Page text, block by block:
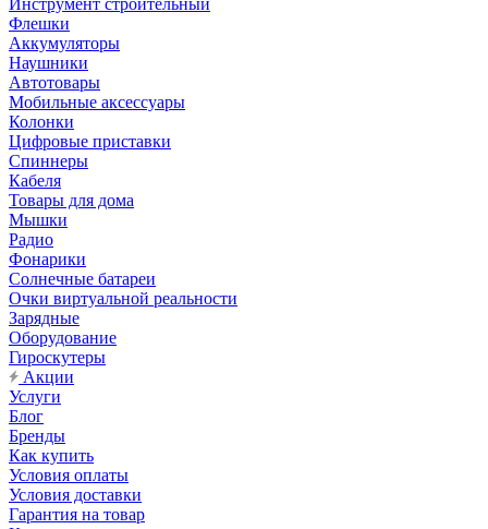
Инструмент строительный
Флешки
Аккумуляторы
Наушники
Автотовары
Мобильные аксессуары
Колонки
Цифровые приставки
Спиннеры
Кабеля
Товары для дома
Мышки
Радио
Фонарики
Солнечные батареи
Очки виртуальной реальности
Зарядные
Оборудование
Гироскутеры
Акции
Услуги
Блог
Бренды
Как купить
Условия оплаты
Условия доставки
Гарантия на товар